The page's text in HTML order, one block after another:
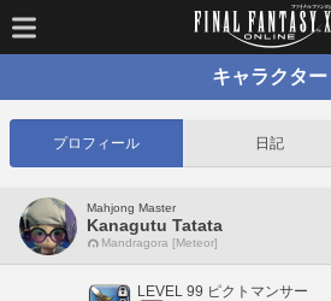
キャラクター
プロフィール 日記
Mahjong Master
Kanagutu Tatata
Mandragora [Meteor]
LEVEL 99 ピクトマンサー